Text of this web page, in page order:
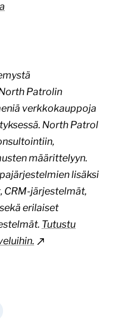
Patrolin
verkkokauppoja
North Patrol
määrittelyyn.
lisäksi
CRM-järjestelmät,
erilaiset
Tutustu